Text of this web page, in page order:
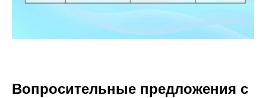
Вопросительные предложения с